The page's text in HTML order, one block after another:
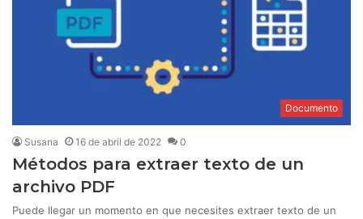
Documento
Susana 16 de abril de 2022 0
Métodos para extraer texto de un
archivo PDF
Puede llegar un momento en que necesites extraer texto de un